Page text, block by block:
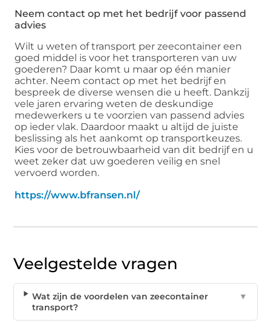
Neem contact op met het bedrijf voor passend
advies
Wilt u weten of transport per zeecontainer een
goed middel is voor het transporteren van uw
goederen? Daar komt u maar op één manier
achter. Neem contact op met het bedrijf en
bespreek de diverse wensen die u heeft. Dankzij
vele jaren ervaring weten de deskundige
medewerkers u te voorzien van passend advies
op ieder vlak. Daardoor maakt u altijd de juiste
beslissing als het aankomt op transportkeuzes.
Kies voor de betrouwbaarheid van dit bedrijf en u
weet zeker dat uw goederen veilig en snel
vervoerd worden.
https://www.bfransen.nl/
Veelgestelde vragen
Wat zijn de voordelen van zeecontainer
transport?
▼